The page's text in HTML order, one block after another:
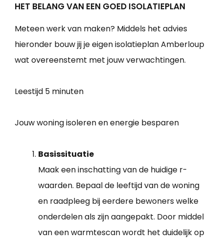
HET BELANG VAN EEN GOED ISOLATIEPLAN
Meteen werk van maken? Middels het advies
hieronder bouw jij je eigen isolatieplan Amberloup
wat overeenstemt met jouw verwachtingen.
Leestijd 5 minuten
Jouw woning isoleren en energie besparen
Basissituatie
Maak een inschatting van de huidige r-
waarden. Bepaal de leeftijd van de woning
en raadpleeg bij eerdere bewoners welke
onderdelen als zijn aangepakt. Door middel
van een warmtescan wordt het duidelijk op